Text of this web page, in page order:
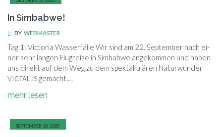
In Simbabwe!
BY WEBMASTER
Tag 1: Vic­to­ria Was­ser­fäl­le Wir sind am 22. Sep­tem­ber nach ei­
ner sehr lan­gen Flug­rei­se in Sim­bab­we an­ge­kom­men und ha­ben
uns di­rekt auf dem Weg zu dem spek­ta­ku­lä­ren Na­tur­wun­der
VICFALLSgemacht.…
mehr le­sen
SEP­TEM­BER 18, 2025